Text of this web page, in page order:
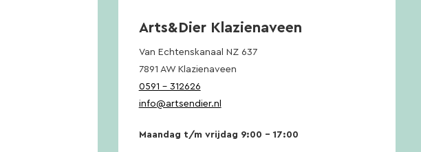
Arts&Dier Klazienaveen
Van Echtenskanaal NZ 637
7891 AW Klazienaveen
0591 – 312626
info@artsendier.nl
Maandag t/m vrijdag 9:00 – 17:00